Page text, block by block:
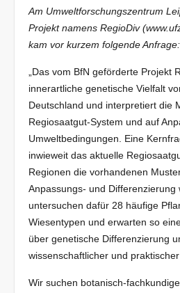
Am Umweltforschungszentrum
Projekt namens RegioDiv
kam vor kurzem folgende Anfrage:
„Das vom BfN geförderte Projekt
innerartliche genetische Vielfalt
Deutschland und interpretiert die
Regiosaatgut-System und auf
Umweltbedingungen. Eine
inwieweit das aktuelle
Regionen die vorhandenen
Anpassungs- und Differenzierung
untersuchen dafür 28 häufige
Wiesentypen und erwarten so
über genetische Differenzierung
wissenschaftlicher und praktischer
Wir suchen botanisch-